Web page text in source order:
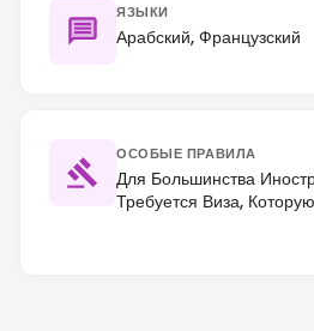
ЯЗЫКИ
Арабский, Французский
ОСОБЫЕ ПРАВИЛА
Для Большинства
Требуется Виза,
Получить В Посольстве